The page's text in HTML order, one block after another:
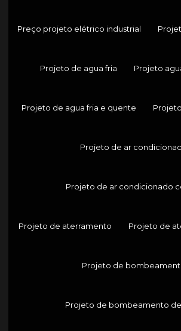
Preço projeto elétrico industrial
Projeto de agua fria Projeto
Projeto de agua fria e quente
Projeto de ar
Projeto de ar condicionado
Projeto de aterramento Projeto de
Projeto de
Projeto de bombeamento